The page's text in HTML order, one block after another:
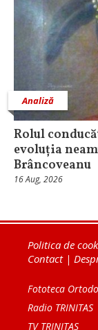
Analiză
Rolul
evoluția
Brâncoveanu
16 Aug, 2026
Politica de
Contact|
Fototeca
Radio TRINITAS
TV TRINITAS